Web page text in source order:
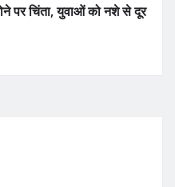
पर चिंता, युवाओं को नशे से दूर